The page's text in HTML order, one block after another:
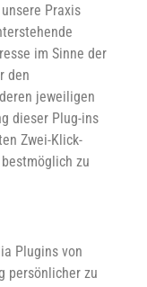
Praxis
im Sinne der
den
jeweiligen
dieser Plug-ins
Zwei-Klick-
zu
Plugins von
persönlicher zu